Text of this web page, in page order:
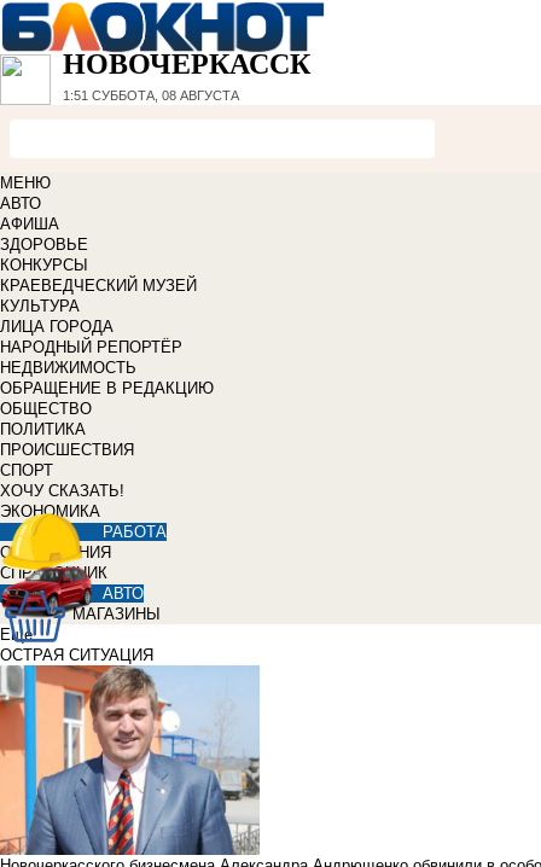
НОВОЧЕРКАССК
1:51 СУББОТА, 08 АВГУСТА
МЕНЮ
АВТО
АФИША
ЗДОРОВЬЕ
КОНКУРСЫ
КРАЕВЕДЧЕСКИЙ МУЗЕЙ
КУЛЬТУРА
ЛИЦА ГОРОДА
НАРОДНЫЙ РЕПОРТЁР
НЕДВИЖИМОСТЬ
ОБРАЩЕНИЕ В РЕДАКЦИЮ
ОБЩЕСТВО
ПОЛИТИКА
ПРОИСШЕСТВИЯ
СПОРТ
ХОЧУ СКАЗАТЬ!
ЭКОНОМИКА
РАБОТА
ОБЪЯВЛЕНИЯ
СПРАВОЧНИК
АВТО
МАГАЗИНЫ
Еще
ОСТРАЯ СИТУАЦИЯ